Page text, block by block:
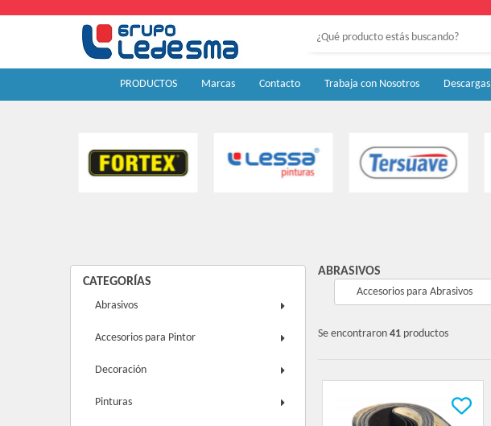
PRODUCTOS Marcas Contacto Trabaja con Nosotros Descargas
CATEGORÍAS
Abrasivos
Accesorios para Pintor
Decoración
Pinturas
ABRASIVOS
Accesorios para Abrasivos
Se encontraron 41 productos